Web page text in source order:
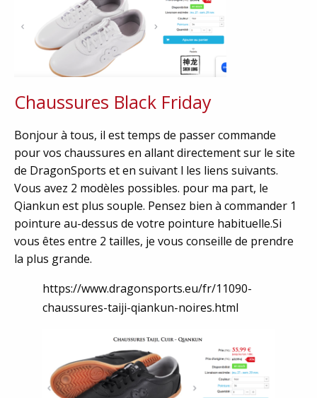
Chaussures Black Friday
Bonjour à tous, il est temps de passer commande
pour vos chaussures en allant directement sur le site
de DragonSports et en suivant l les liens suivants.
Vous avez 2 modèles possibles. pour ma part, le
Qiankun est plus souple. Pensez bien à commander 1
pointure au-dessus de votre pointure habituelle.Si
vous êtes entre 2 tailles, je vous conseille de prendre
la plus grande.
https://www.dragonsports.eu/fr/11090-
chaussures-taiji-qiankun-noires.html